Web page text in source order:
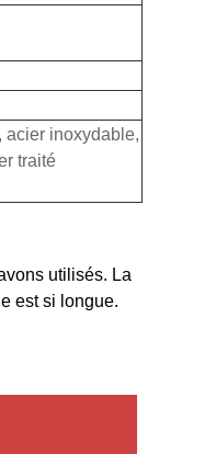
acier inoxydable,
traité
utilisés. La
est si longue.